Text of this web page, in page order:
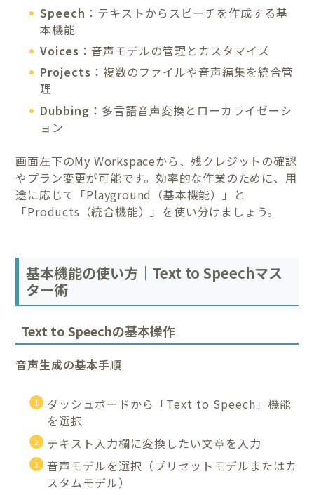
Speech ：テキストからスピーチを作成する基
本機能
Voices ：音声モデルの管理とカスタマイズ
Projects ：複数のファイルや音声編集を統合管
理
Dubbing ：多言語音声変換とローカライゼーシ
ョン
画面左下のMy Workspaceから、残クレジットの確認
やプラン変更が可能です。効率的な作業のために、用
途に応じて「Playground（基本機能）」と
「Products（統合機能）」を使い分けましょう。
基本機能の使い方｜Text to Speechマス
ター術
Text to Speechの基本操作
音声生成の基本手順
ダッシュボードから「Text to Speech」機能
を選択
テキスト入力欄に変換したい文章を入力
音声モデルを選択（プリセットモデルまたはカ
スタムモデル）